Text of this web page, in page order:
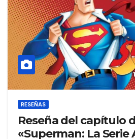
RESEÑAS
Reseña del capítulo
«Superman: La Serie